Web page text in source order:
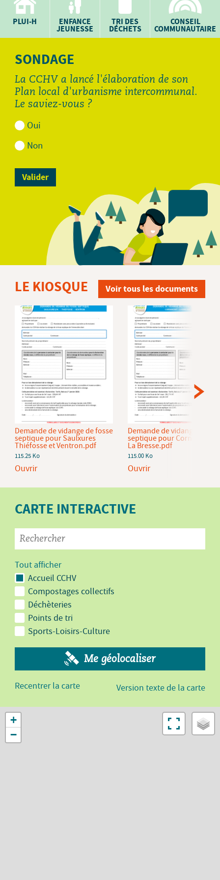
PLUI-H ENFANCE
JEUNESSE
TRI DES
DÉCHETS
CONSEIL
COMMUNAUTAIRE
SONDAGE
La CCHV a lancé l'élaboration de son
Plan local d'urbanisme intercommunal.
Le saviez-vous ?
Oui
Non
LE KIOSQUE Voir tous les documents
Demande de vidange de fosse
septique pour Saulxures
Thiéfosse et Ventron.pdf
115.25 Ko
Ouvrir
Demande de vidange de
septique pour Cornimont et
La Bresse.pdf
115.00 Ko
Ouvrir
CARTE INTERACTIVE
Tout afficher
Accueil CCHV
Compostages collectifs
Déchèteries
Points de tri
Sports-Loisirs-Culture
Me géolocaliser
Recentrer la carte Version texte de la carte
+
−